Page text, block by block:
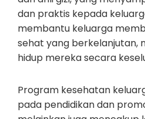
dan praktis kepada
membantu keluarga
sehat yang berkelanjutan,
hidup mereka secara
Program kesehatan
pada pendidikan dan